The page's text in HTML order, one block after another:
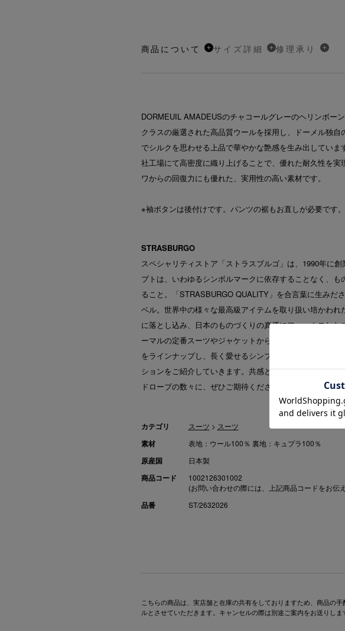
商品について サイズ詳細 修理承り
DORMEUIL AMADEUSのチャコールグレーのヘリンボー
クラスの厳選された高品質ウールを採用し、ドーメル独自
でシルクを思わせる上品で華やかな艶感を生み出していま
社工場にて高密度に織り上げることで、優れた耐久性を実
ワからの回復力にも優れた、実用性の高い素材です。
※袖ボタンは後付けです。パンツの裾もお直しが必要です。
STRASBURGO
スペシャリティストア「ストラスブルゴ」は、1990年に
プトは、いわゆるシンボルマークに依存することなく、も
ること。「STRASBURGO QUALITY」を合言葉に生みだ
ベル。世界中の様々な最高級アイテムを取り扱い培かわれ
に落とし込み、日本のものづくりの真価にフォーカスした
ーマルの定番スーツやジャケットからカジュアルのベーシ
をラインナップし、長く愛せるシンプルかつオーセンティ
ションをご紹介していきます。共感と驚きをともに与えて
ドローブの数々に、ぜひご期待ください。
カテゴリ スーツ > スーツ
素材 表地：ウール100％ 裏地：キュプラ100％
原産国 日本製
商品コード
1002126301002
(お問い合わせの際には、上記商品コードをお伝
品番 ST/2632026
こちらの商品は、実店舗と在庫の共有をしておりますため、商品の
ルとさせていただきます。キャンセルの際は別途ご案内をお送りしま